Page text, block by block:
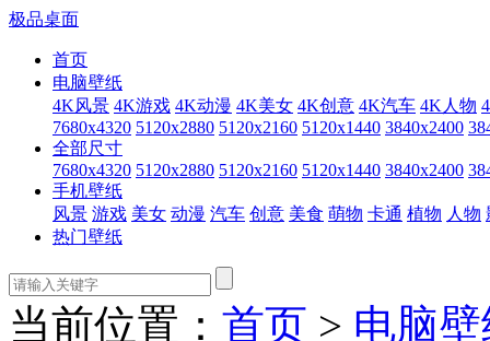
极品桌面
首页
电脑壁纸
4K风景 4K游戏 4K动漫 4K美女 4K创意 4K汽车 4K人物
7680x4320 5120x2880 5120x2160 5120x1440 3840x2400
全部尺寸
7680x4320 5120x2880 5120x2160 5120x1440 3840x2400
手机壁纸
风景 游戏 美女 动漫 汽车 创意 美食 萌物 卡通 植物 人物
热门壁纸
当前位置： 首页 > 电脑